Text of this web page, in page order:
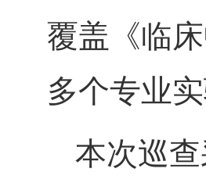
覆盖《临
多个专业实
本次巡